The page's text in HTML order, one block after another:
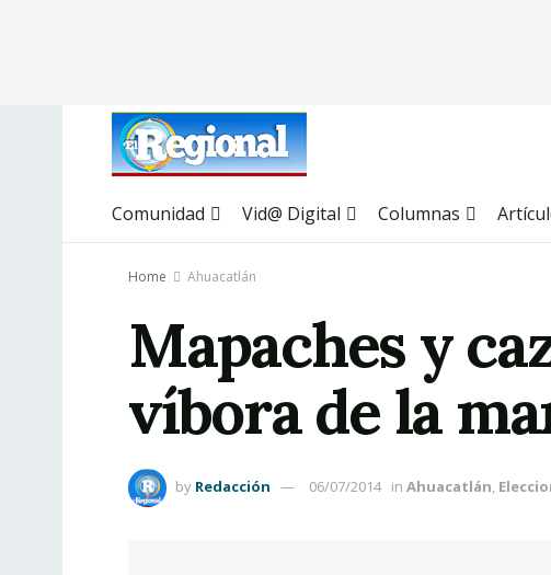
Comunidad Vid@ Digital Columnas
Home Ahuacatlán
Mapaches y
víbora de la
by Redacción 06/07/2014 in Ahuacatlán,